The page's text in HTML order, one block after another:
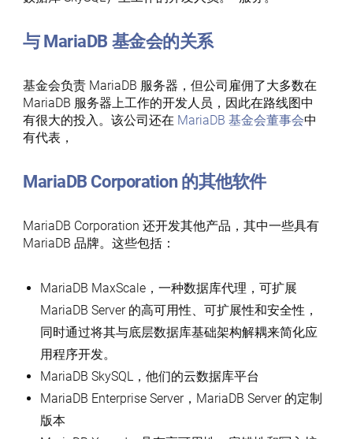
与 MariaDB 基金会的关系
基金会负责 MariaDB 服务器，但公司雇佣了大多数在
MariaDB 服务器上工作的开发人员，因此在路线图中
有很大的投入。该公司还在 MariaDB 基金会董事会中
有代表，
MariaDB Corporation 的其他软件
MariaDB Corporation 还开发其他产品，其中一些具有
MariaDB 品牌。这些包括：
MariaDB MaxScale，一种数据库代理，可扩展
MariaDB Server 的高可用性、可扩展性和安全性，
同时通过将其与底层数据库基础架构解耦来简化应
用程序开发。
MariaDB SkySQL，他们的云数据库平台
MariaDB Enterprise Server，MariaDB Server 的定制
版本